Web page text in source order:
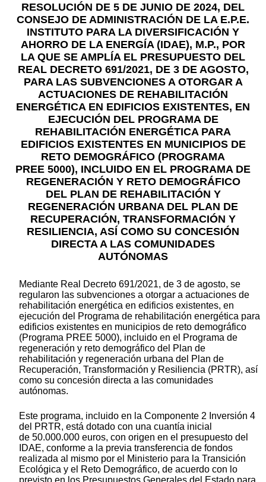
RESOLUCIÓN DE 5 DE JUNIO DE 2024, DEL
CONSEJO DE ADMINISTRACIÓN DE LA E.P.E.
INSTITUTO PARA LA DIVERSIFICACIÓN Y
AHORRO DE LA ENERGÍA (IDAE), M.P., POR
LA QUE SE AMPLÍA EL PRESUPUESTO DEL
REAL DECRETO 691/2021, DE 3 DE AGOSTO,
PARA LAS SUBVENCIONES A OTORGAR A
ACTUACIONES DE REHABILITACIÓN
ENERGÉTICA EN EDIFICIOS EXISTENTES, EN
EJECUCIÓN DEL PROGRAMA DE
REHABILITACIÓN ENERGÉTICA PARA
EDIFICIOS EXISTENTES EN MUNICIPIOS DE
RETO DEMOGRÁFICO (PROGRAMA
PREE 5000), INCLUIDO EN EL PROGRAMA DE
REGENERACIÓN Y RETO DEMOGRÁFICO
DEL PLAN DE REHABILITACIÓN Y
REGENERACIÓN URBANA DEL PLAN DE
RECUPERACIÓN, TRANSFORMACIÓN Y
RESILIENCIA, ASÍ COMO SU CONCESIÓN
DIRECTA A LAS COMUNIDADES
AUTÓNOMAS
Mediante Real Decreto 691/2021, de 3 de agosto, se
regularon las subvenciones a otorgar a actuaciones de
rehabilitación energética en edificios existentes, en
ejecución del Programa de rehabilitación energética para
edificios existentes en municipios de reto demográfico
(Programa PREE 5000), incluido en el Programa de
regeneración y reto demográfico del Plan de
rehabilitación y regeneración urbana del Plan de
Recuperación, Transformación y Resiliencia (PRTR), así
como su concesión directa a las comunidades
autónomas.
Este programa, incluido en la Componente 2 Inversión 4
del PRTR, está dotado con una cuantía inicial
de 50.000.000 euros, con origen en el presupuesto del
IDAE, conforme a la previa transferencia de fondos
realizada al mismo por el Ministerio para la Transición
Ecológica y el Reto Demográfico, de acuerdo con lo
previsto en los Presupuestos Generales del Estado para